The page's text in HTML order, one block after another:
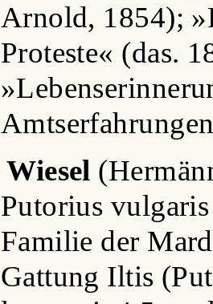
Arnold, 1854);
Proteste« (das.
Wiesel
Putorius
Familie der
Gattung Iltis